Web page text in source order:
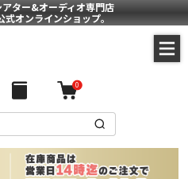
ター&オーディオ専門店
式オンラインショップ。
0